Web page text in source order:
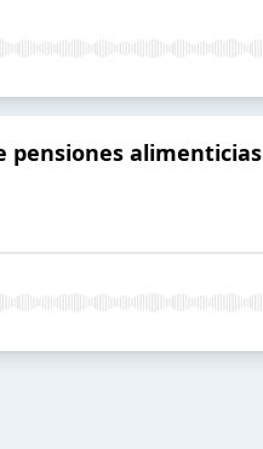
pensiones alimenticias